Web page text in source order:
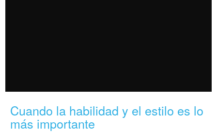
Cuando la habilidad y el estilo es lo
más importante